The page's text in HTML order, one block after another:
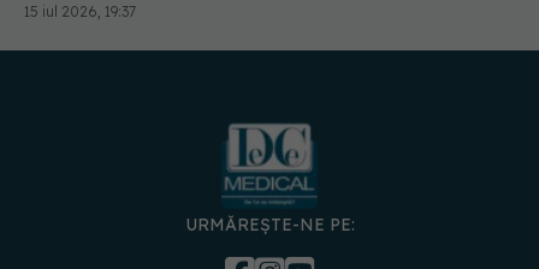
15 iul 2026, 19:37
URMĂREȘTE-NE PE: